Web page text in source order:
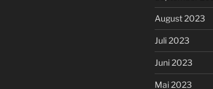
August 2023
Juli 2023
Juni 2023
Mai 2023